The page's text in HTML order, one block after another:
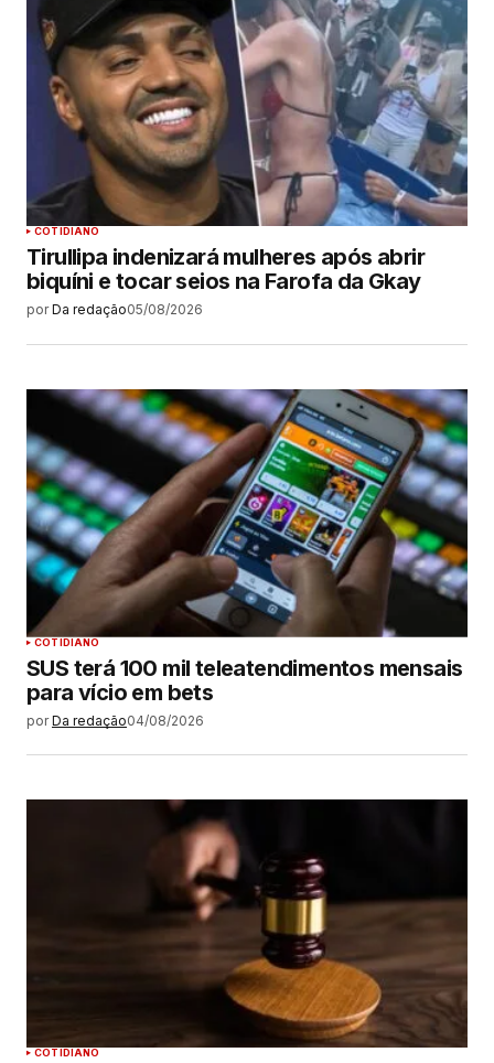
COTIDIANO
Tirullipa indenizará mulheres após abrir
biquíni e tocar seios na Farofa da Gkay
por Da redação05/08/2026
COTIDIANO
SUS terá 100 mil teleatendimentos mensais
para vício em bets
por Da redação04/08/2026
COTIDIANO